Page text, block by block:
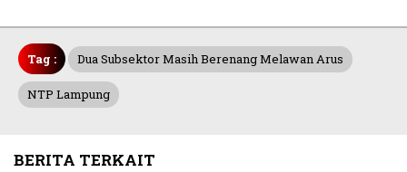
Tag : Dua Subsektor Masih Berenang Melawan Arus
NTP Lampung
BERITA TERKAIT